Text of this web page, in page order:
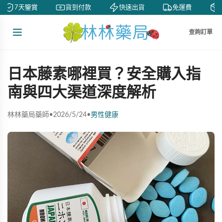
7天鑒賞 貨到付款 快速出貨 免運費 私
查詢訂單
日本藤素哪裡買？安全購入指
南與四大渠道深度解析
林林藥局藥師•2026/5/24•男性健康